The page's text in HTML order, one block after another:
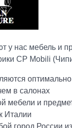
у нас мебель и
CP Mobili
оптимально
в салонах
мебели и
Италии
город России